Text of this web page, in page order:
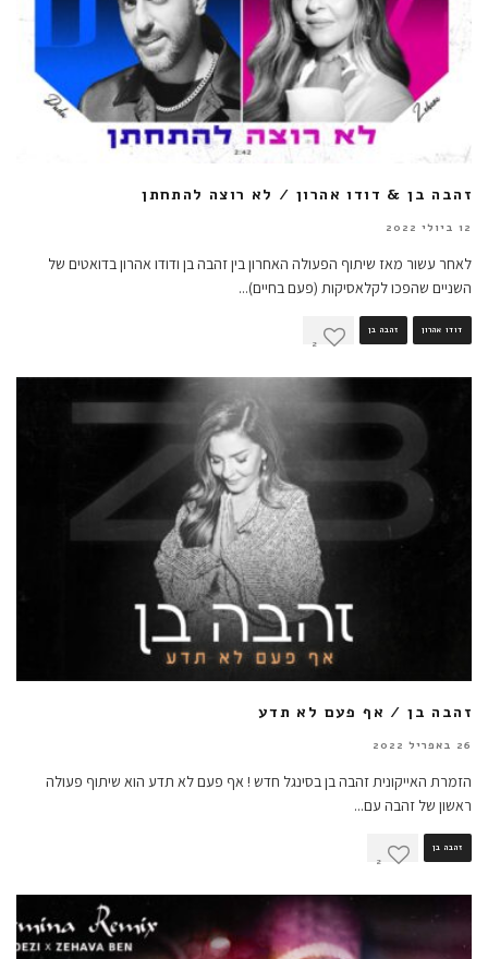
זהבה בן & דודו אהרון / לא רוצה להתחתן
12 ביולי 2022
לאחר עשור מאז שיתוף הפעולה האחרון בין זהבה בן ודודו אהרון בדואטים של
השניים שהפכו לקלאסיקות (פעם בחיים)...
דודו אהרון זהבה בן
2
זהבה בן / אף פעם לא תדע
26 באפריל 2022
הזמרת האייקונית זהבה בן בסינגל חדש ! אף פעם לא תדע הוא שיתוף פעולה
ראשון של זהבה עם...
זהבה בן
2